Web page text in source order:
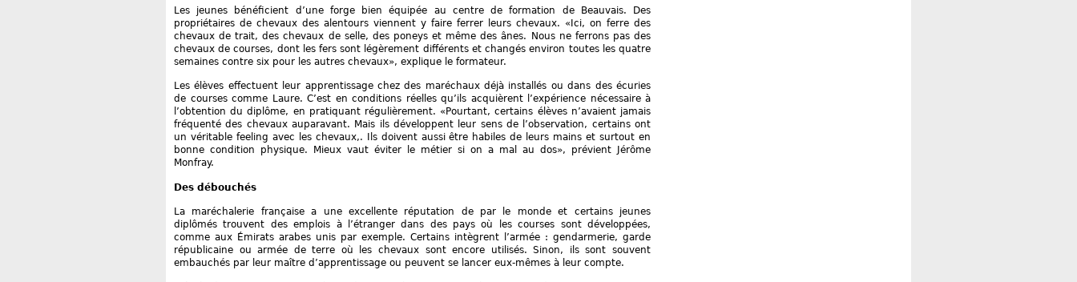
Les jeunes bénéficient d’une forge bien équipée au centre de formation de Beauvais. Des
propriétaires de chevaux des alentours viennent y faire ferrer leurs chevaux. «Ici, on ferre des
chevaux de trait, des chevaux de selle, des poneys et même des ânes. Nous ne ferrons pas des
chevaux de courses, dont les fers sont légèrement différents et changés environ toutes les quatre
semaines contre six pour les autres chevaux», explique le formateur.
Les élèves effectuent leur apprentissage chez des maréchaux déjà installés ou dans des écuries
de courses comme Laure. C’est en conditions réelles qu’ils acquièrent l’expérience nécessaire à
l’obtention du diplôme, en pratiquant régulièrement. «Pourtant, certains élèves n’avaient jamais
fréquenté des chevaux auparavant. Mais ils développent leur sens de l’observation, certains ont
un véritable feeling avec les chevaux,. Ils doivent aussi être habiles de leurs mains et surtout en
bonne condition physique. Mieux vaut éviter le métier si on a mal au dos», prévient Jérôme
Monfray.
Des débouchés
La maréchalerie française a une excellente réputation de par le monde et certains jeunes
diplômés trouvent des emplois à l’étranger dans des pays où les courses sont développées,
comme aux Émirats arabes unis par exemple. Certains intègrent l’armée : gendarmerie, garde
républicaine ou armée de terre où les chevaux sont encore utilisés. Sinon, ils sont souvent
embauchés par leur maître d’apprentissage ou peuvent se lancer eux-mêmes à leur compte.